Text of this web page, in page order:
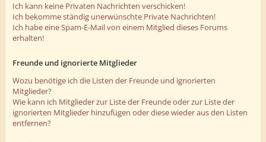
Ich kann keine Privaten Nachrichten verschicken!
Ich bekomme ständig unerwünschte Private Nachrichten!
Ich habe eine Spam-E-Mail von einem Mitglied dieses Forums
erhalten!
Freunde und ignorierte Mitglieder
Wozu benötige ich die Listen der Freunde und ignorierten
Mitglieder?
Wie kann ich Mitglieder zur Liste der Freunde oder zur Liste der
ignorierten Mitglieder hinzufügen oder diese wieder aus den Listen
entfernen?